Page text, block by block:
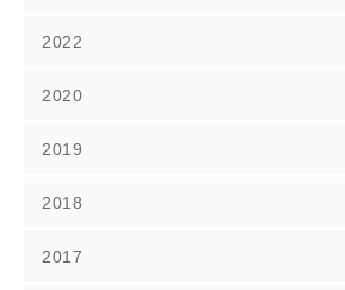
2022
2020
2019
2018
2017